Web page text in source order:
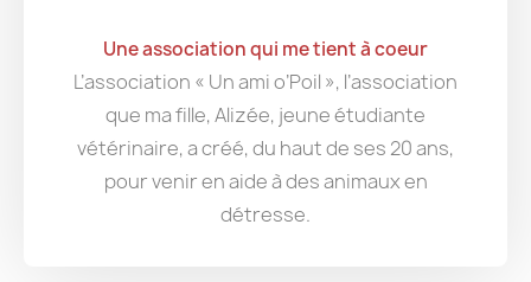
Une association qui me tient à coeur
L’association « Un ami o’Poil », l’association
que ma fille, Alizée, jeune étudiante
vétérinaire, a créé, du haut de ses 20 ans,
pour venir en aide à des animaux en
détresse.